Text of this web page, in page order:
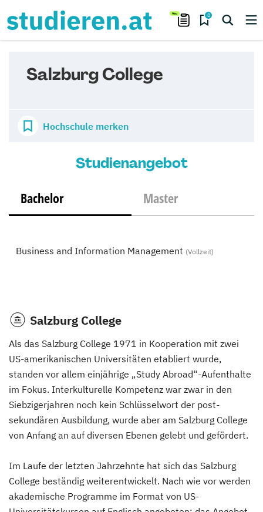
0
Salzburg College
Hochschule merken
Studienangebot
Bachelor Master
Business and Information Management (Vollzeit)
Salzburg College
Als das Salzburg College 1971 in Kooperation mit zwei
US-amerikanischen Universitäten etabliert wurde,
standen vor allem einjährige „Study Abroad“-Aufenthalte
im Fokus. Interkulturelle Kompetenz war zwar in den
Siebzigerjahren noch kein Schlüsselwort der post-
sekundären Ausbildung, wurde aber am Salzburg College
von Anfang an auf diversen Ebenen gelebt und gefördert.
Im Laufe der letzten Jahrzehnte hat sich das Salzburg
College beständig weiterentwickelt. Nach wie vor werden
akademische Programme im Format von US-